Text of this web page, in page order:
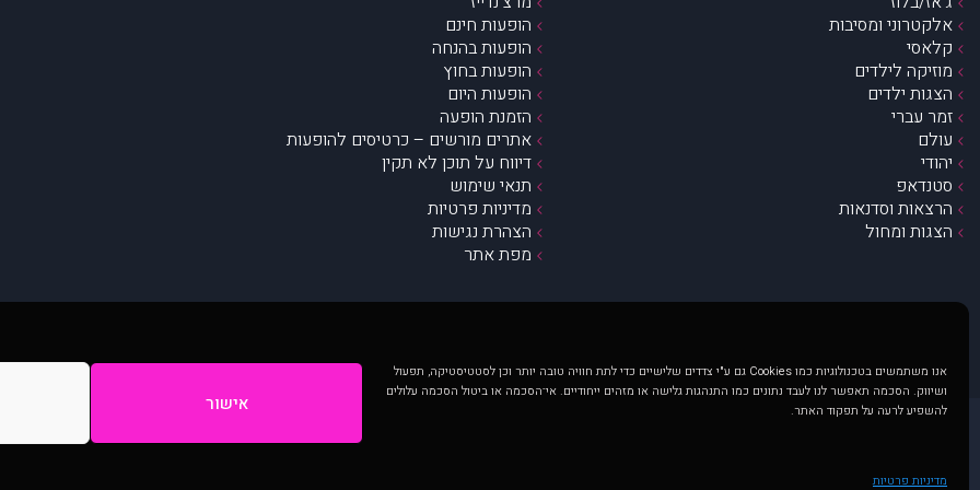
אנו משתמשים בטכנולוגיות כמו Cookies גם ע"י צדדים שלישיים כדי לתת חוויה טובה יותר וכן לסטטיסטיקה, תפעול
ושיווק. הסכמה תאפשר לנו לעבד נתונים כמו התנהגות גלישה או מזהים ייחודיים. אי־הסכמה או ביטול הסכמה עלולים
להשפיע לרעה על תפקוד האתר.
אישור
מדיניות פרטיות
אלקטרוני ומסיבות
קלאסי
מוזיקה לילדים
הצגות ילדים
זמר עברי
עולם
יהודי
סטנדאפ
הרצאות וסדנאות
הצגות ומחול
הופעות חינם
הופעות בהנחה
הופעות בחוץ
הופעות היום
הזמנת הופעה
אתרים מורשים – כרטיסים להופעות
דיווח על תוכן לא תקין
תנאי שימוש
מדיניות פרטיות
הצהרת נגישות
מפת אתר